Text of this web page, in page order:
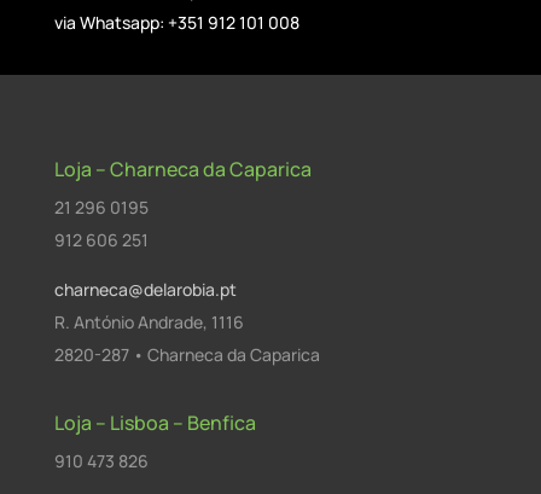
via Whatsapp: +351 912 101 008
Loja – Charneca da Caparica
21 296 0195
912 606 251
charneca@delarobia.pt
R. António Andrade, 1116
2820-287 • Charneca da Caparica
Loja – Lisboa – Benfica
910 473 826